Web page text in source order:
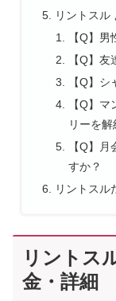
リントスル
【Q】
【Q】
【Q】
【Q】
リーを解
【Q】
すか？
リントスル
リントス
金・詳細